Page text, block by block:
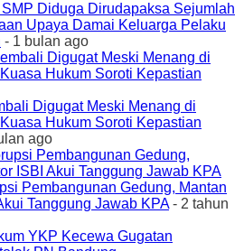
Diduga Dirudapaksa Sejumlah
Upaya Damai Keluarga Pelaku
- 1 bulan ago
Digugat Meski Menang di
Hukum Soroti Kepastian
ago
Pembangunan Gedung, Mantan
Tanggung Jawab KPA- 2 tahun